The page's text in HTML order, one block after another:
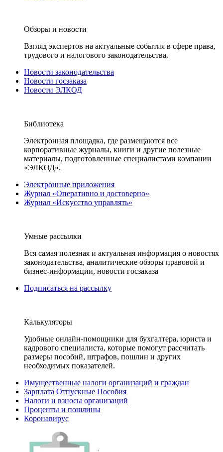
Обзоры и новости
Взгляд экспертов на актуальные события в сфере права,
трудового и налогового законодательства.
Новости законодательства
Новости госзаказа
Новости ЭЛКОД
Библиотека
Электронная площадка, где размещаются все
корпоративные журналы, книги и другие полезные
материалы, подготовленные специалистами компании
«ЭЛКОД».
Электронные приложения
Журнал «Оперативно и достоверно»
Журнал «Искусство управлять»
Умные рассылки
Вся самая полезная и актуальная информация о новостях
законодательства, аналитические обзоры правовой и
бизнес-информации, новости госзаказа
Подписаться на рассылку
Калькуляторы
Удобные онлайн-помощники для бухгалтера, юриста и
кадрового специалиста, которые помогут рассчитать
размеры пособий, штрафов, пошлин и других
необходимых показателей.
Имущественные налоги организаций и граждан
Зарплата Отпускные Пособия
Налоги и взносы организаций
Проценты и пошлины
Коронавирус